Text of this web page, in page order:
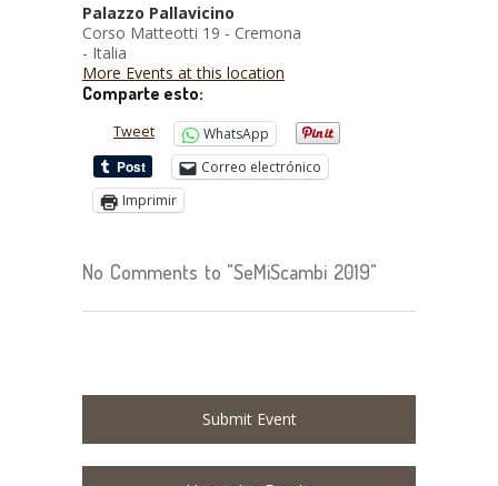
Palazzo Pallavicino
Corso Matteotti 19 - Cremona
- Italia
More Events at this location
Comparte esto:
Tweet
WhatsApp
Correo electrónico
Imprimir
No Comments to "SeMiScambi 2019"
Submit Event